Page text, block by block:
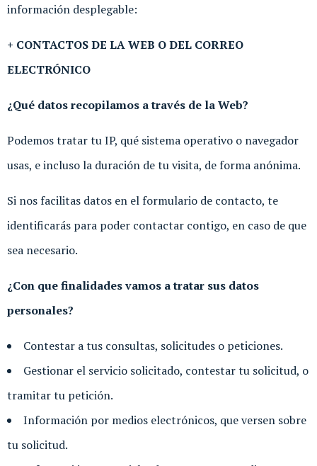
información desplegable:
+ CONTACTOS DE LA WEB O DEL CORREO
ELECTRÓNICO
¿Qué datos recopilamos a través de la Web?
Podemos tratar tu IP, qué sistema operativo o navegador
usas, e incluso la duración de tu visita, de forma anónima.
Si nos facilitas datos en el formulario de contacto, te
identificarás para poder contactar contigo, en caso de que
sea necesario.
¿Con que finalidades vamos a tratar sus datos
personales?
Contestar a tus consultas, solicitudes o peticiones.
Gestionar el servicio solicitado, contestar tu solicitud, o
tramitar tu petición.
Información por medios electrónicos, que versen sobre
tu solicitud.